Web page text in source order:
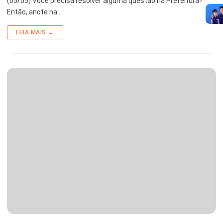
Então, anote na…
LEIA MAIS →